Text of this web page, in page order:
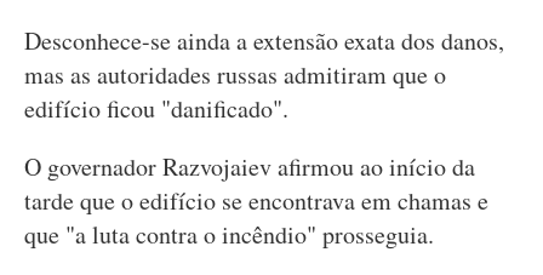
Desconhece-se ainda a extensão exata dos danos,
mas as autoridades russas admitiram que o
edifício ficou "danificado".
O governador Razvojaiev afirmou ao início da
tarde que o edifício se encontrava em chamas e
que "a luta contra o incêndio" prosseguia.